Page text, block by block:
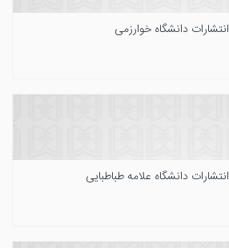
انتشارات دانشگاه خوارزمی
انتشارات دانشگاه علامه طباطبایی